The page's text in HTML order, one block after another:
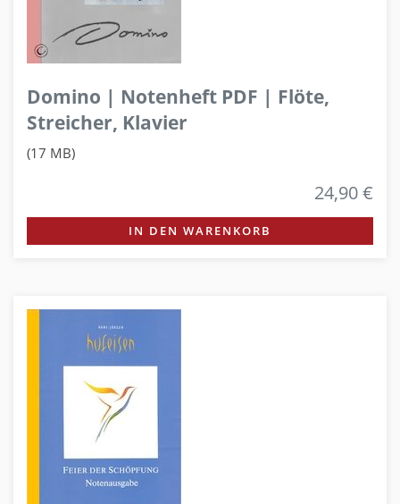
Domino | Notenheft PDF | Flöte,
Streicher, Klavier
(17 MB)
24,90 €
IN DEN WARENKORB